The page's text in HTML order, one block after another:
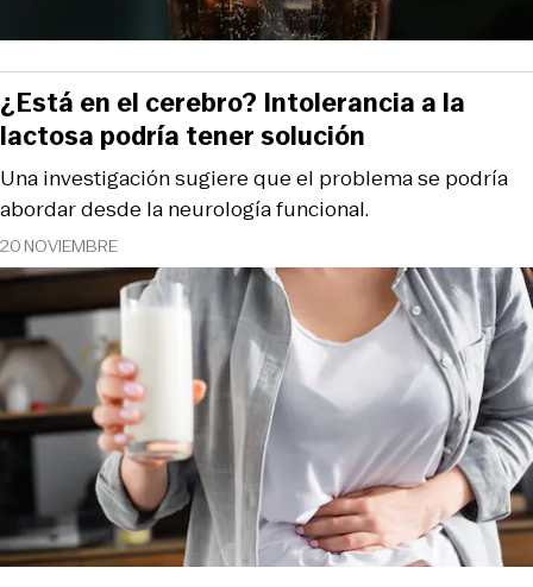
20 NOVIEMBRE
Una investigación sugiere que el problema se podría
abordar desde la neurología funcional.
¿Está en el cerebro? Intolerancia a la
lactosa podría tener solución